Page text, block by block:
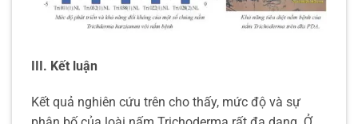
III. Kết luận
Kết quả nghiên cứu trên cho thấy, mức độ và sự